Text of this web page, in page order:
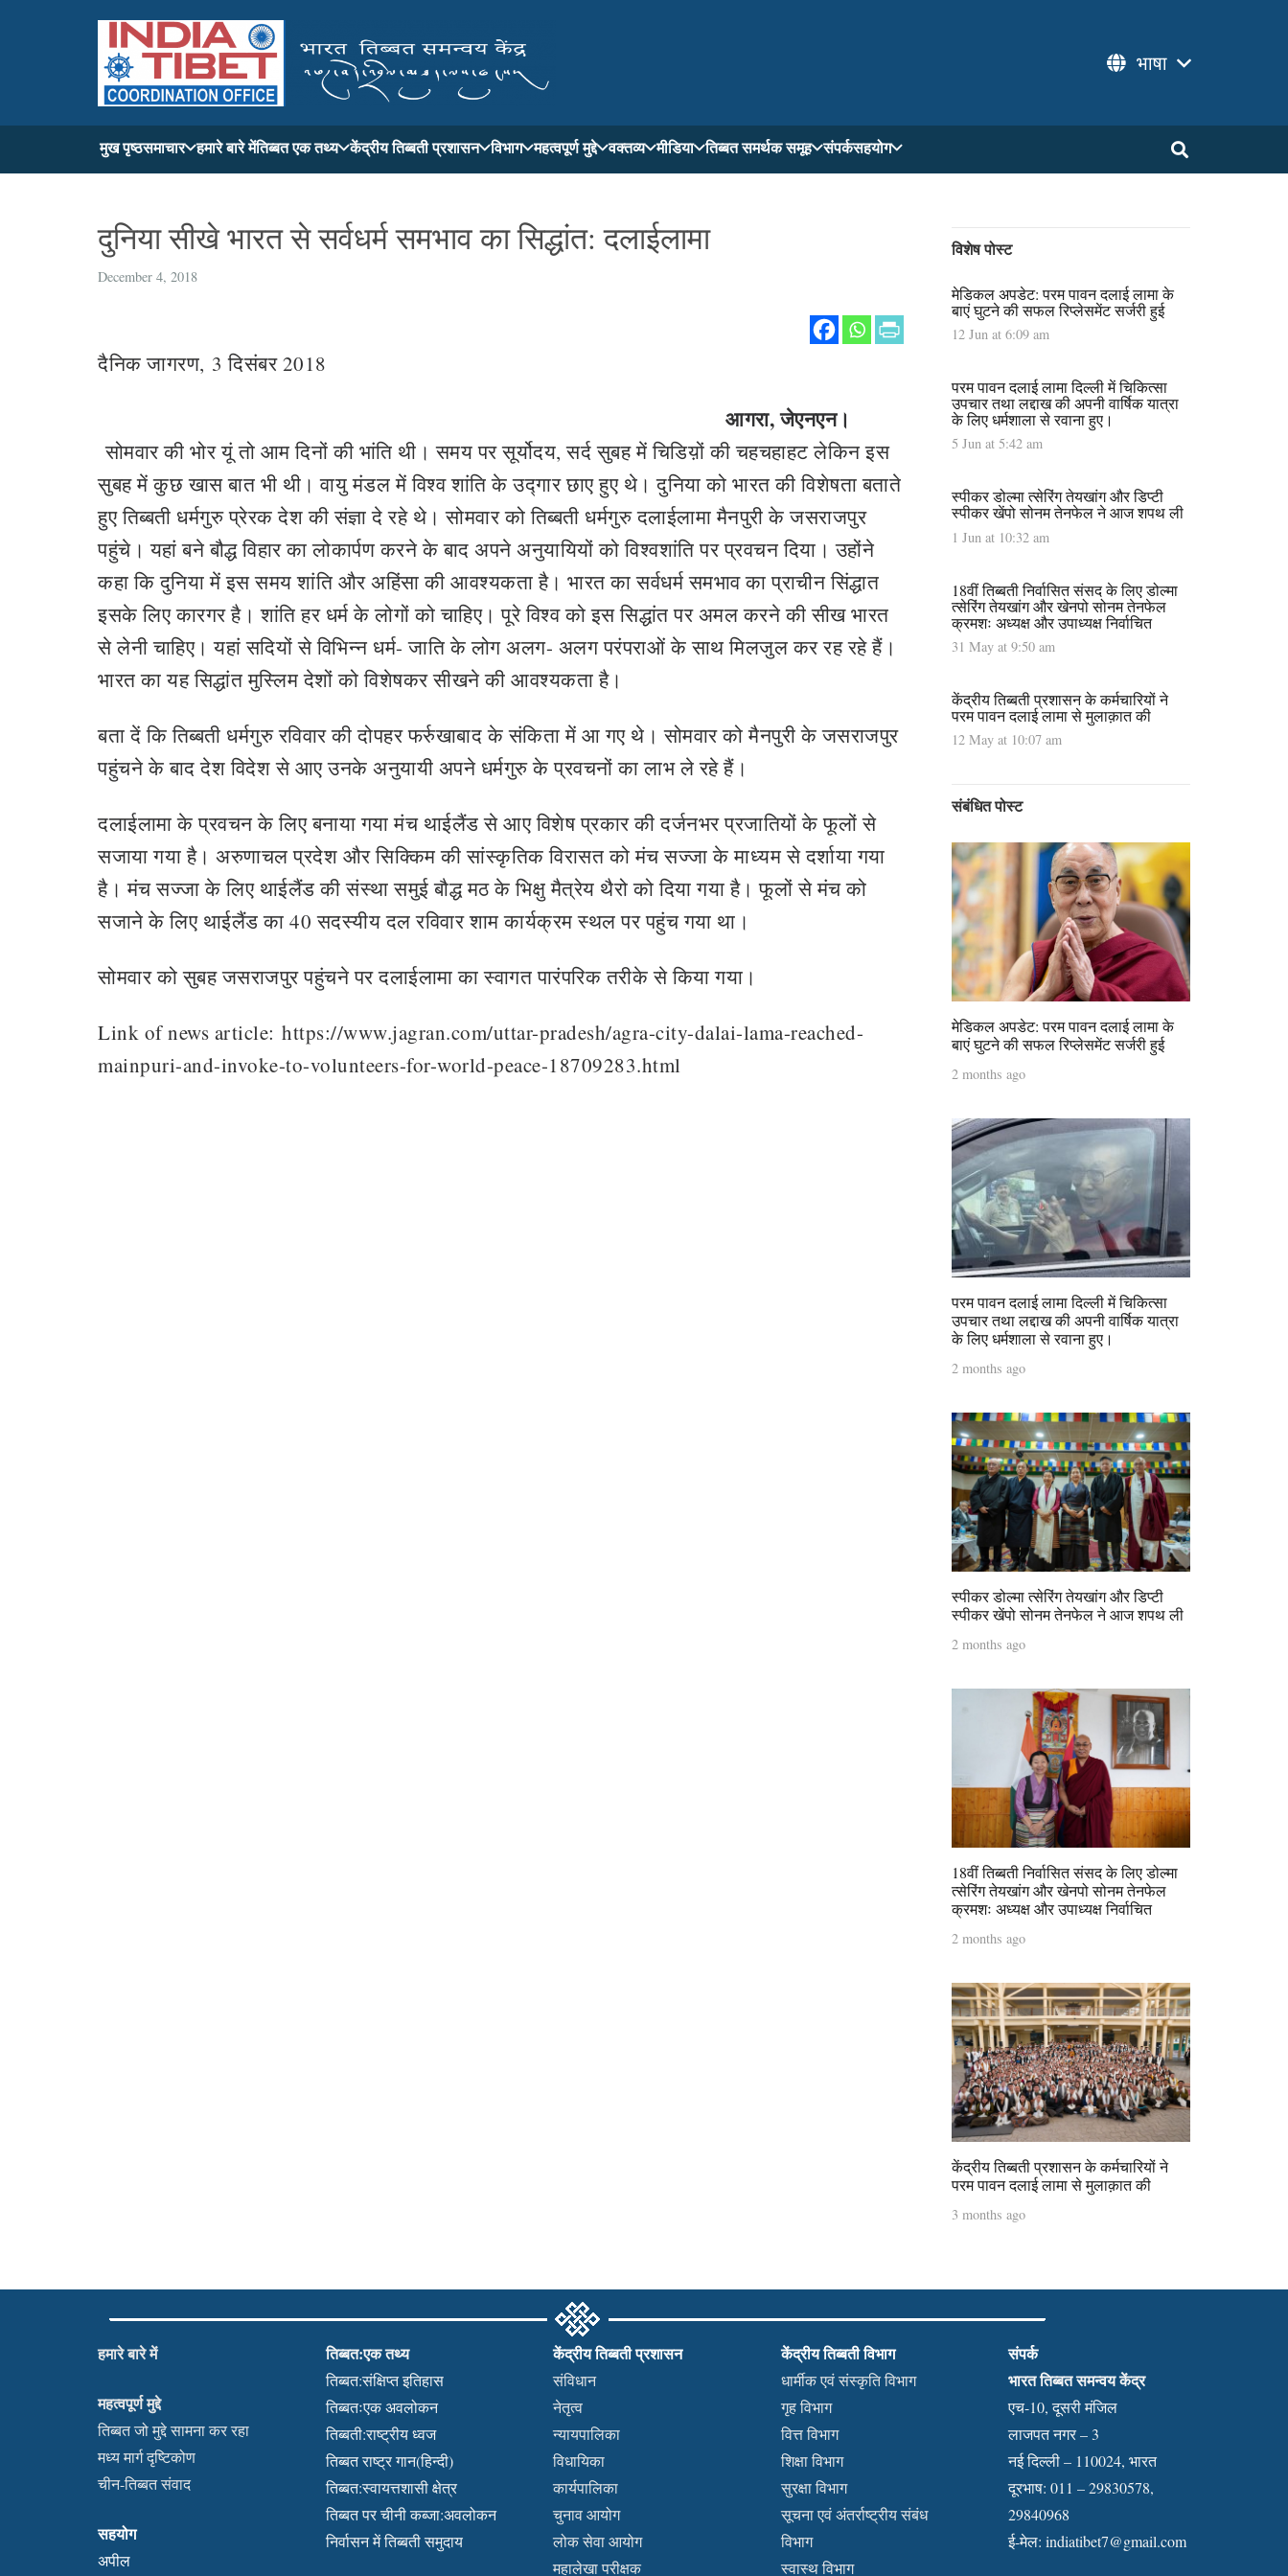
भाषा
मुख पृष्ठसमाचार हमारे बारे मेंतिब्बत एक तथ्य केंद्रीय तिब्बती प्रशासन विभाग महत्वपूर्ण मुद्दे वक्तव्य मीडिया तिब्बत समर्थक समूह संपर्कसहयोग
दुनिया सीखे भारत से सर्वधर्म समभाव का सिद्धांत: दलाईलामा
December 4, 2018
दैनिक जागरण, 3 दिसंबर 2018
आगरा, जेएनएन।
सोमवार की भोर यूं तो आम दिनों की भांति थी। समय पर सूर्योदय, सर्द सुबह में चिडिय़ों की चहचहाहट लेकिन इस
सुबह में कुछ खास बात भी थी। वायु मंडल में विश्व शांति के उद्गार छाए हुए थे। दुनिया को भारत की विशेषता बताते
हुए तिब्बती धर्मगुरु प्रेरक देश की संज्ञा दे रहे थे। सोमवार को तिब्बती धर्मगुरु दलाईलामा मैनपुरी के जसराजपुर
पहुंचे। यहां बने बौद्ध विहार का लोकार्पण करने के बाद अपने अनुयायियों को विश्वशांति पर प्रवचन दिया। उहोंने
कहा कि दुनिया में इस समय शांति और अहिंसा की आवश्यकता है। भारत का सर्वधर्म समभाव का प्राचीन सिंद्धात
इसके लिए कारगर है। शांति हर धर्म के लोगों को चाहिए। पूरे विश्व को इस सिद्धांत पर अमल करने की सीख भारत
से लेनी चाहिए। यहां सदियों से विभिन्न धर्म- जाति के लोग अलग- अलग परंपराओं के साथ मिलजुल कर रह रहे हैं।
भारत का यह सिद्धांत मुस्लिम देशों को विशेषकर सीखने की आवश्यकता है।
बता दें कि तिब्बती धर्मगुरु रविवार की दोपहर फर्रुखाबाद के संकिता में आ गए थे। सोमवार को मैनपुरी के जसराजपुर
पहुंचने के बाद देश विदेश से आए उनके अनुयायी अपने धर्मगुरु के प्रवचनों का लाभ ले रहे हैं।
दलाईलामा के प्रवचन के लिए बनाया गया मंच थाईलैंड से आए विशेष प्रकार की दर्जनभर प्रजातियों के फूलों से
सजाया गया है। अरुणाचल प्रदेश और सिक्किम की सांस्कृतिक विरासत को मंच सज्जा के माध्यम से दर्शाया गया
है। मंच सज्जा के लिए थाईलैंड की संस्था समुई बौद्ध मठ के भिक्षु मैत्रेय थैरो को दिया गया है। फूलों से मंच को
सजाने के लिए थाईलैंड का 40 सदस्यीय दल रविवार शाम कार्यक्रम स्थल पर पहुंच गया था।
सोमवार को सुबह जसराजपुर पहुंचने पर दलाईलामा का स्वागत पारंपरिक तरीके से किया गया।
Link of news article: https://www.jagran.com/uttar-pradesh/agra-city-dalai-lama-reached-
mainpuri-and-invoke-to-volunteers-for-world-peace-18709283.html
विशेष पोस्ट
मेडिकल अपडेट: परम पावन दलाई लामा के
बाएं घुटने की सफल रिप्लेसमेंट सर्जरी हुई
12 Jun at 6:09 am
परम पावन दलाई लामा दिल्ली में चिकित्सा
उपचार तथा लद्दाख की अपनी वार्षिक यात्रा
के लिए धर्मशाला से रवाना हुए।
5 Jun at 5:42 am
स्पीकर डोल्मा त्सेरिंग तेयखांग और डिप्टी
स्पीकर खेंपो सोनम तेनफेल ने आज शपथ ली
1 Jun at 10:32 am
18वीं तिब्बती निर्वासित संसद के लिए डोल्मा
त्सेरिंग तेयखांग और खेनपो सोनम तेनफेल
क्रमशः अध्यक्ष और उपाध्यक्ष निर्वाचित
31 May at 9:50 am
केंद्रीय तिब्बती प्रशासन के कर्मचारियों ने
परम पावन दलाई लामा से मुलाक़ात की
12 May at 10:07 am
संबंधित पोस्ट
मेडिकल अपडेट: परम पावन दलाई लामा के
बाएं घुटने की सफल रिप्लेसमेंट सर्जरी हुई
2 months ago
परम पावन दलाई लामा दिल्ली में चिकित्सा
उपचार तथा लद्दाख की अपनी वार्षिक यात्रा
के लिए धर्मशाला से रवाना हुए।
2 months ago
स्पीकर डोल्मा त्सेरिंग तेयखांग और डिप्टी
स्पीकर खेंपो सोनम तेनफेल ने आज शपथ ली
2 months ago
18वीं तिब्बती निर्वासित संसद के लिए डोल्मा
त्सेरिंग तेयखांग और खेनपो सोनम तेनफेल
क्रमशः अध्यक्ष और उपाध्यक्ष निर्वाचित
2 months ago
केंद्रीय तिब्बती प्रशासन के कर्मचारियों ने
परम पावन दलाई लामा से मुलाक़ात की
3 months ago
हमारे बारे में
महत्वपूर्ण मुद्दे
तिब्बत जो मुद्दे सामना कर रहा
मध्य मार्ग दृष्टिकोण
चीन-तिब्बत संवाद
सहयोग
अपील
तिब्बत:एक तथ्य
तिब्बत:संक्षिप्त इतिहास
तिब्बतःएक अवलोकन
तिब्बती:राष्ट्रीय ध्वज
तिब्बत राष्ट्र गान(हिन्दी)
तिब्बत:स्वायत्तशासी क्षेत्र
तिब्बत पर चीनी कब्जा:अवलोकन
निर्वासन में तिब्बती समुदाय
केंद्रीय तिब्बती प्रशासन
संविधान
नेतृत्व
न्यायपालिका
विधायिका
कार्यपालिका
चुनाव आयोग
लोक सेवा आयोग
महालेखा परीक्षक
केंद्रीय तिब्बती विभाग
धार्मीक एवं संस्कृति विभाग
गृह विभाग
वित्त विभाग
शिक्षा विभाग
सुरक्षा विभाग
सूचना एवं अंतर्राष्ट्रीय संबंध
विभाग
स्वास्थ विभाग
संपर्क
भारत तिब्बत समन्वय केंद्र
एच-10, दूसरी मंजिल
लाजपत नगर – 3
नई दिल्ली – 110024, भारत
दूरभाष: 011 – 29830578,
29840968
ई-मेल:indiatibet7@gmail.com